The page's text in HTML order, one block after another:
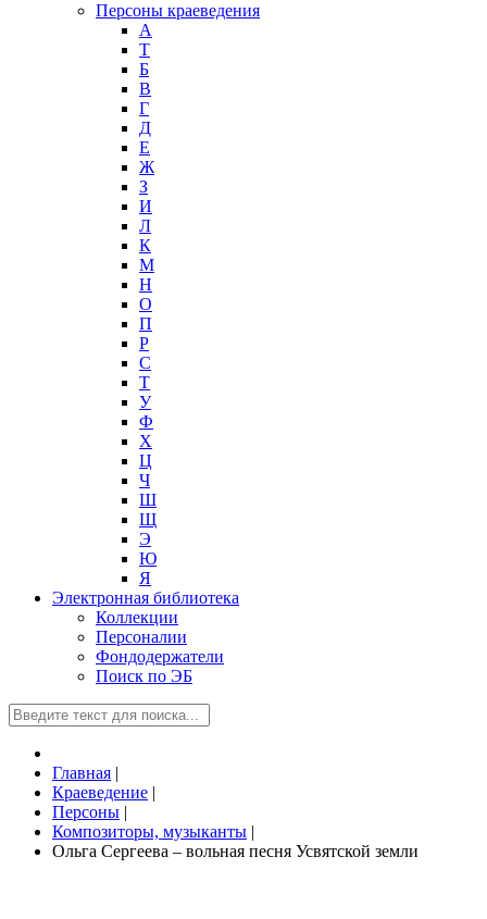
Персоны краеведения
А
T
Б
В
Г
Д
Е
Ж
З
И
Л
К
М
Н
О
П
Р
С
Т
У
Ф
Х
Ц
Ч
Ш
Щ
Э
Ю
Я
Электронная библиотека
Коллекции
Персоналии
Фондодержатели
Поиск по ЭБ
Главная |
Краеведение |
Персоны |
Композиторы, музыканты |
Ольга Сергеева – вольная песня Усвятской земли